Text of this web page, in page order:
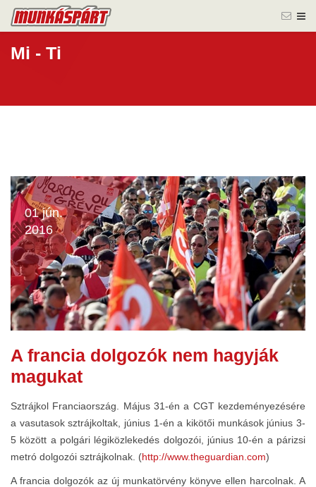
Mi - Ti
01 jún.
2016
A francia dolgozók nem hagyják
magukat
Sztrájkol Franciaország. Május 31-én a CGT kezdeményezésére
a vasutasok sztrájkoltak, június 1-én a kikötői munkások június 3-
5 között a polgári légiközlekedés dolgozói, június 10-én a párizsi
metró dolgozói sztrájkolnak. (http://www.theguardian.com)
A francia dolgozók az új munkatörvény könyve ellen harcolnak. A